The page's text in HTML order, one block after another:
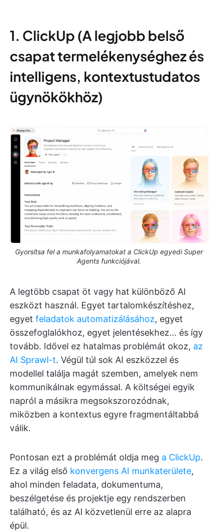
1. ClickUp (A legjobb belső
csapat termelékenységhez és
intelligens, kontextustudatos
ügynökökhöz)
Gyorsítsa fel a munkafolyamatokat a ClickUp egyedi Super
Agents funkciójával.
A legtöbb csapat öt vagy hat különböző AI
eszközt használ. Egyet tartalomkészítéshez,
egyet feladatok automatizálásához, egyet
összefoglalókhoz, egyet jelentésekhez... és így
tovább. Idővel ez hatalmas problémát okoz, az
AI Sprawl-t. Végül túl sok AI eszközzel és
modellel találja magát szemben, amelyek nem
kommunikálnak egymással. A költségei egyik
napról a másikra megsokszorozódnak,
miközben a kontextus egyre fragmentáltabbá
válik.
Pontosan ezt a problémát oldja meg a ClickUp.
Ez a világ első konvergens AI munkaterülete,
ahol minden feladata, dokumentuma,
beszélgetése és projektje egy rendszerben
található, és az AI közvetlenül erre az alapra
épül.